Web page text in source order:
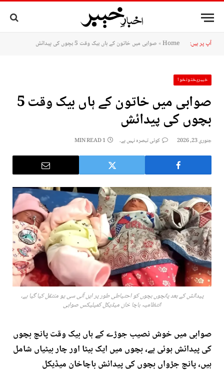
آپ پر ہیں: Home
» صوابی میں خاتون کے ہاں بیک وقت 5 بچوں کی پیدائش
خیبرپختونخوا
صوابی میں خاتون کے ہاں بیک وقت 5
بچوں کی پیدائش
جنوری 23, 2026 کوئی تبصرہ نہیں ہے۔ 1 MIN READ
پیدائش کے بعد پانچوں بچوں کو احتیاطی طور پر این آئی سی یو منتقل کیا گیا ہے،
انتظامیہ باچا خان میڈیکل کمپلیکس صوابی
صوابی میں خوش نصیب جوڑے کے ہاں بیک وقت پانچ بچوں
کی پیدائش ہوئی ہے، بچوں میں ایک بیٹا اور چار بیٹیاں شامل
ہیں، پانچ جڑواں بچوں کی پیدائش باچاخان میڈیکل